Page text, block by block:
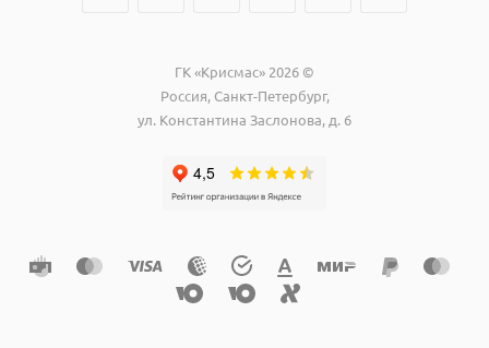
ГК «Крисмас» 2026 ©
Россия, Санкт-Петербург,
ул. Константина Заслонова, д. 6